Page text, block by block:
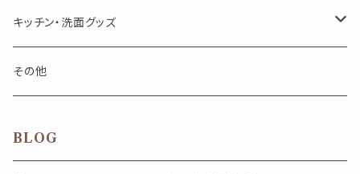
チューブ
スライドケース
アロマストーン
フック・マグネット・画鋲
ステッカー・マスキングテープ・付箋
ウォールアイテム
フック・マグネット・画鋲
収納・小物トレー
ブローチ・ピンバッチ
ピアス
キッチン・洗面グッズ
カトラリー
その他
BLOG